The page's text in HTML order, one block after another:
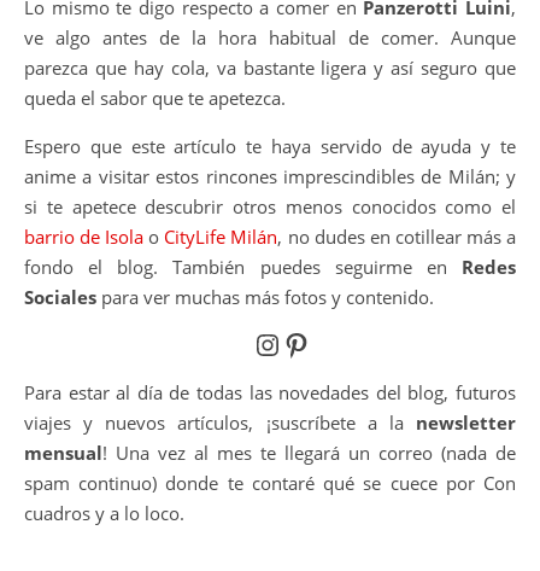
Lo mismo te digo respecto a comer en Panzerotti Luini,
ve algo antes de la hora habitual de comer. Aunque
parezca que hay cola, va bastante ligera y así seguro que
queda el sabor que te apetezca.
Espero que este artículo te haya servido de ayuda y te
anime a visitar estos rincones imprescindibles de Milán; y
si te apetece descubrir otros menos conocidos como el
barrio de Isola o CityLife Milán, no dudes en cotillear más a
fondo el blog. También puedes seguirme en Redes
Sociales para ver muchas más fotos y contenido.
Instagram
Pinterest
Para estar al día de todas las novedades del blog, futuros
viajes y nuevos artículos, ¡suscríbete a la newsletter
mensual! Una vez al mes te llegará un correo (nada de
spam continuo) donde te contaré qué se cuece por Con
cuadros y a lo loco.